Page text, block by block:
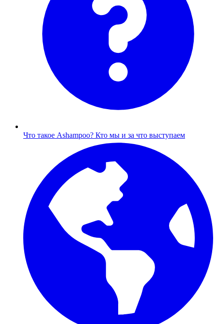
Что такое Ashampoo? Кто мы и за что выступаем